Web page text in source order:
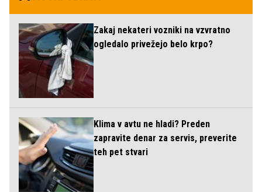
Zakaj nekateri vozniki na vzvratno
ogledalo privežejo belo krpo?
Klima v avtu ne hladi? Preden
zapravite denar za servis, preverite
teh pet stvari